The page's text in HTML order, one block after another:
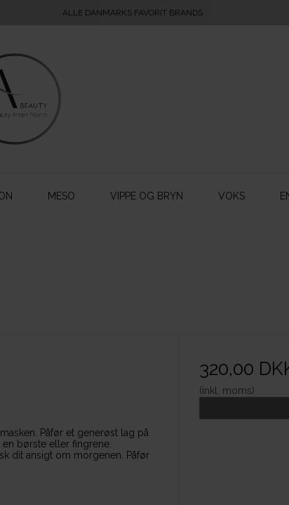
ALLE DANMARKS FAVORIT BRANDS
MESO VIPPE OG BRYN VOKS
Påfør et generøst lag på
børste eller fingrene.
dit ansigt om morgenen. Påfør
320,00
(inkl. moms)